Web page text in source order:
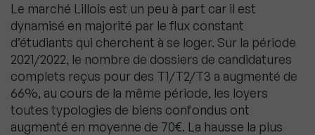
Le marché Lillois est un peu à part car il est
dynamisé en majorité par le flux constant
d’étudiants qui cherchent à se loger. Sur la période
2021/2022, le nombre de dossiers de candidatures
complets reçus pour des T1/T2/T3 a augmenté de
66%, au cours de la même période, les loyers
toutes typologies de biens confondus ont
augmenté en moyenne de 70€. La hausse la plus